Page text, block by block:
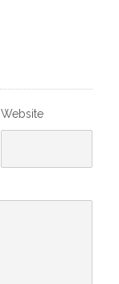
Website